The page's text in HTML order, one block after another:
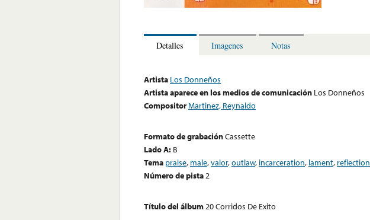
Detalles Imagenes Notas
Artista Los Donneños
Artista aparece en los medios de comunicación Los Donneños
CompositorMartinez, Reynaldo
Formato de grabaciónCassette
Lado A: B
Tema praise, male,valor,outlaw, incarceration, lament, reflection
Número de pista2
Título del álbum20 Corridos De Exito